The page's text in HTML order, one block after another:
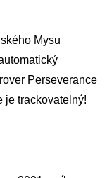
Mysu
Perseverance
je trackovatelný!